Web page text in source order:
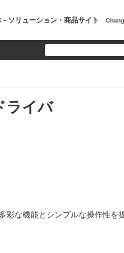
- ソリューション・商品サイト
ライバ
彩な機能とシンプルな操作性を